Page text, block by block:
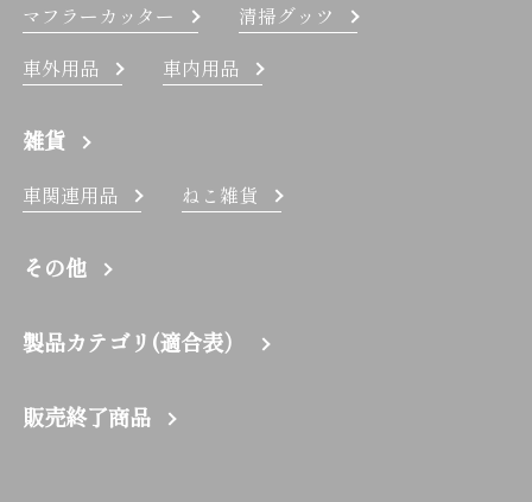
マフラーカッター
清掃グッツ
車外用品
車内用品
雑貨
車関連用品 ねこ雑貨
その他
製品カテゴリ(適合表）
販売終了商品